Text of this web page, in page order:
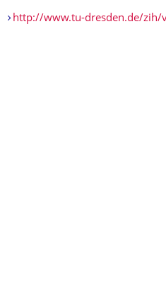
http://www.tu-dresden.de/zih/